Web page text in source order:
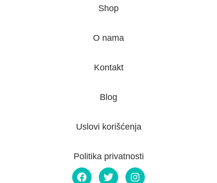
Shop
O nama
Kontakt
Blog
Uslovi korišćenja
Politika privatnosti